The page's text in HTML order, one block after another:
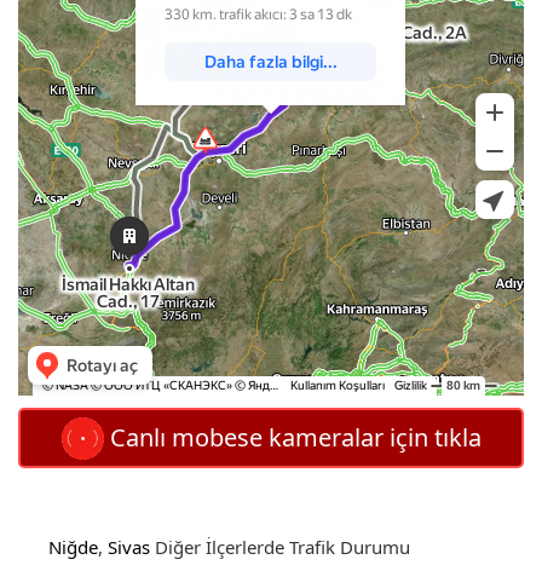
Canlı mobese kameralar için tıkla
Niğde, Sivas Diğer İlçerlerde Trafik Durumu